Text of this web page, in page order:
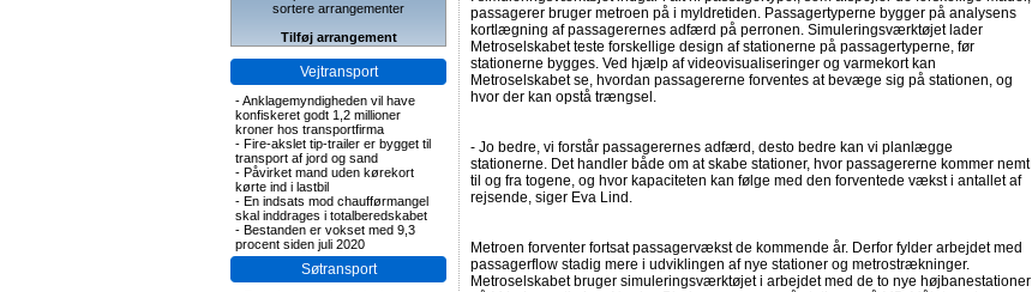
sortere arrangementer
Tilføj arrangement
Vejtransport
-Anklagemyndigheden vil have
konfiskeret godt 1,2 millioner
kroner hos transportfirma
- Fire-akslet tip-trailer er bygget til
transport af jord og sand
- Påvirket mand uden kørekort
kørte ind i lastbil
- En indsats mod chaufførmangel
skal inddrages i totalberedskabet
- Bestanden er vokset med 9,3
procent siden juli 2020
Søtransport
passagerer bruger metroen på i myldretiden. Passagertyperne bygger på analysens
kortlægning af passagerernes adfærd på perronen. Simuleringsværktøjet lader
Metroselskabet teste forskellige design af stationerne på passagertyperne, før
stationerne bygges. Ved hjælp af videovisualiseringer og varmekort kan
Metroselskabet se, hvordan passagererne forventes at bevæge sig på stationen, og
hvor der kan opstå trængsel.
- Jo bedre, vi forstår passagerernes adfærd, desto bedre kan vi planlægge
stationerne. Det handler både om at skabe stationer, hvor passagererne kommer nemt
til og fra togene, og hvor kapaciteten kan følge med den forventede vækst i antallet af
rejsende, siger Eva Lind.
Metroen forventer fortsat passagervækst de kommende år. Derfor fylder arbejdet med
passagerflow stadig mere i udviklingen af nye stationer og metrostrækninger.
Metroselskabet bruger simuleringsværktøjet i arbejdet med de to nye højbanestationer